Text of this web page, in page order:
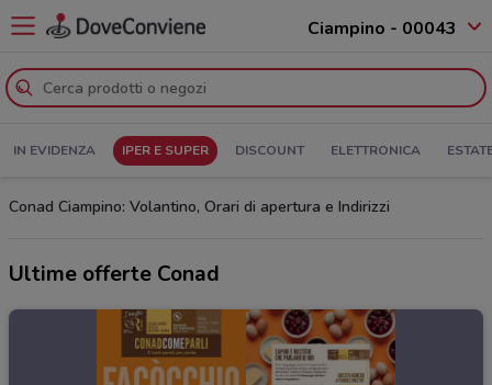
Ciampino - 00043
IN EVIDENZA IPER E SUPER DISCOUNT ELETTRONICA
Conad Ciampino: Volantino, Orari di apertura e Indirizzi
Ultime offerte Conad